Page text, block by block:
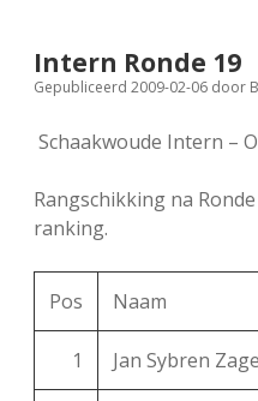
FSB:
FSB:
FSB:
Intern Ronde 19
Gepubliceerd 2009-02-06 door
Schaakwoude Intern –
Rangschikking na
ranking.
Pos Naam
1 Jan Sybren